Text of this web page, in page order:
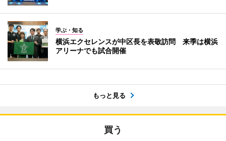
学ぶ・知る
横浜エクセレンスが中区長を表敬訪問 来季は横浜
アリーナでも試合開催
もっと見る
買う